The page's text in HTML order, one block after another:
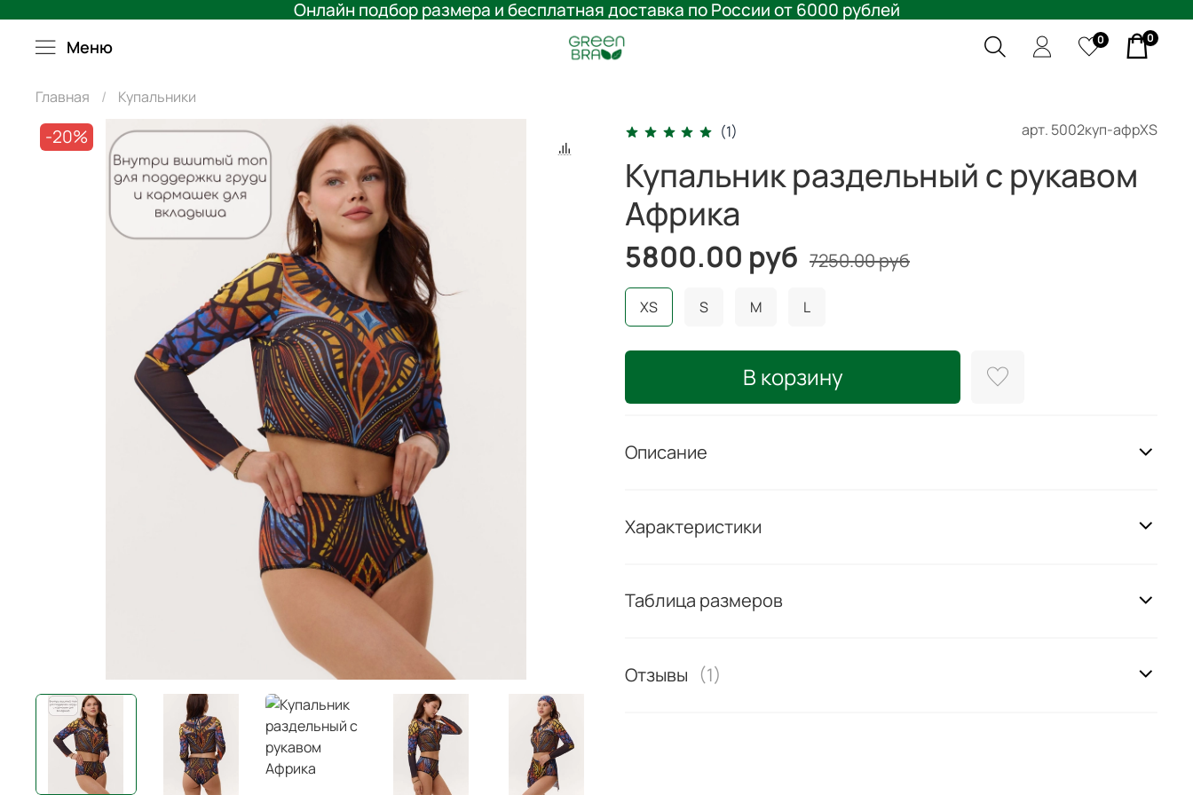
Онлайн подбор размера и бесплатная доставка по России от 6000 рублей
Меню 0 0
Главная Купальники
-20% (1) арт. 5002куп-афрXS
Купальник раздельный с рукавом
Африка
5800.00 руб 7250.00 руб
В корзину
XS S M L
Описание
Характеристики
Таблица размеров
Отзывы (1)